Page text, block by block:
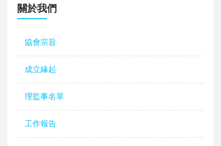
關於我們
協會宗旨
成立緣起
理監事名單
工作報告